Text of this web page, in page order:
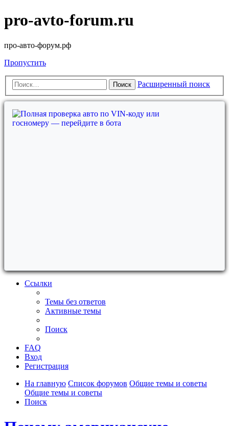
pro-avto-forum.ru
про-авто-форум.рф
Пропустить
Поиск Расширенный поиск
Ссылки
Темы без ответов
Активные темы
Поиск
FAQ
Вход
Регистрация
На главную Список форумов Общие темы и советы
Общие темы и советы
Поиск